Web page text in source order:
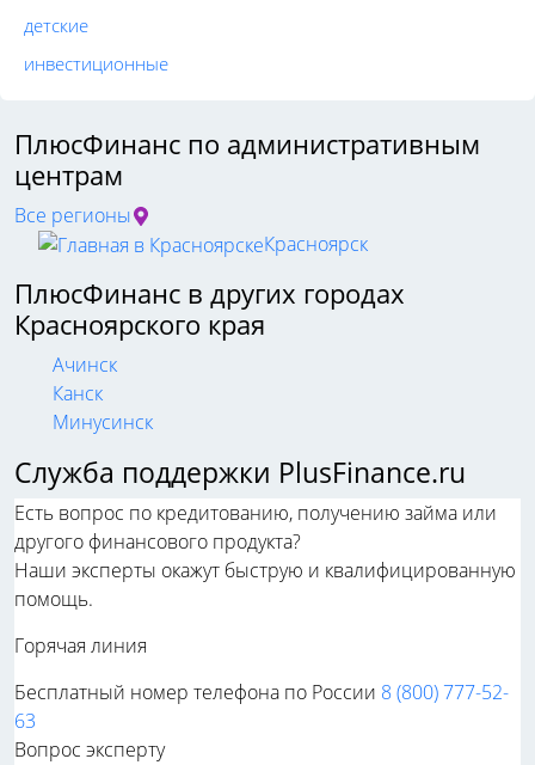
детские
инвестиционные
ПлюсФинанс по административным
центрам
Все регионы
Красноярск
ПлюсФинанс в других городах
Красноярского края
Ачинск
Канск
Минусинск
Служба поддержки PlusFinance.ru
Есть вопрос по кредитованию, получению займа или
другого финансового продукта?
Наши эксперты окажут быструю и квалифицированную
помощь.
Горячая линия
Бесплатный номер телефона по России 8 (800) 777-52-
63
Вопрос эксперту